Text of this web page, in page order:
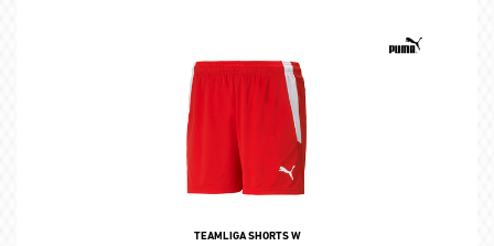
TEAMLIGA SHORTS W